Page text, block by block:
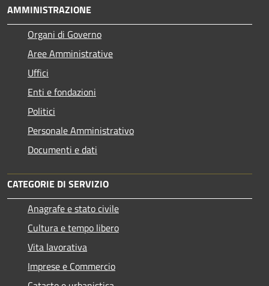
AMMINISTRAZIONE
Organi di Governo
Aree Amministrative
Uffici
Enti e fondazioni
Politici
Personale Amministrativo
Documenti e dati
CATEGORIE DI SERVIZIO
Anagrafe e stato civile
Cultura e tempo libero
Vita lavorativa
Imprese e Commercio